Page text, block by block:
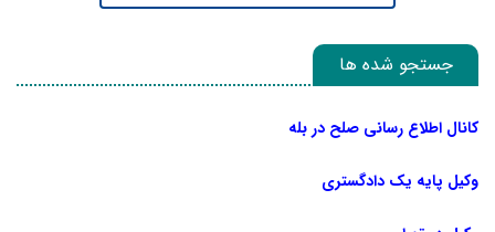
جستجو شده ها
کانال اطلاع رسانی صلح در بله
وکیل پایه یک دادگستری